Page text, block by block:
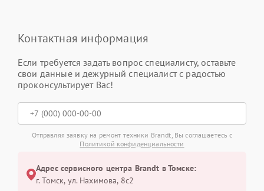
Контактная информация
Если требуется задать вопрос специалисту, оставьте
свои данные и дежурный специалист с радостью
проконсультирует Вас!
Отправляя заявку на ремонт техники Brandt, Вы соглашаетесь с
Политикой конфиденциальности
Адрес сервисного центра Brandt в Томске:
г. Томск, ул. Нахимова, 8с2